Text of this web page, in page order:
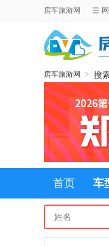
房车旅游网
房车旅游网 > 搜
首页 车